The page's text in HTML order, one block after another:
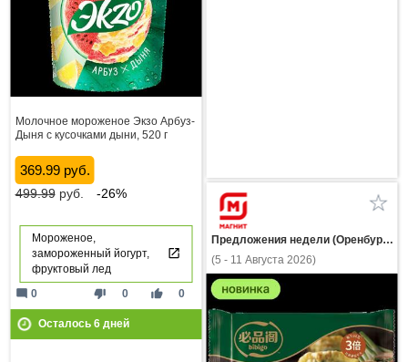
Молочное мороженое Экзо Арбуз-
Дыня с кусочками дыни, 520 г
369.99 руб.
499.99руб. -26%
Мороженое,
замороженный йогурт,
фруктовый лед
thumb_down 0 thumb_up 0
mode_comment 0
Осталось 6дней
Предложения недели (Оренбургская область)
(5 - 11 Августа 2026)